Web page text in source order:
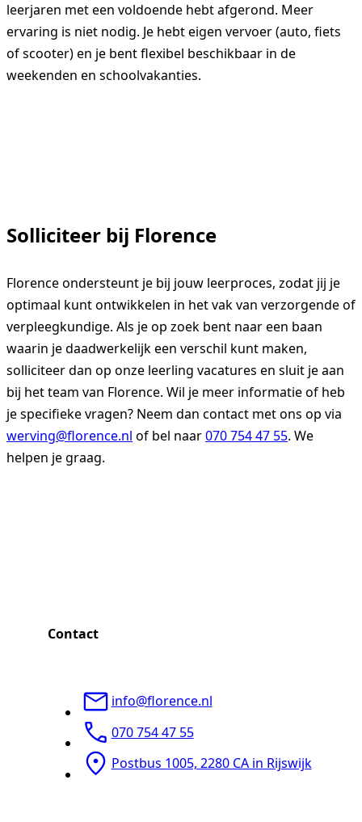
Contact
leerjaren met een voldoende hebt afgerond. Meer
ervaring is niet nodig. Je hebt eigen vervoer (auto, fiets
of scooter) en je bent flexibel beschikbaar in de
weekenden en schoolvakanties.
Solliciteer bij Florence
Florence ondersteunt je bij jouw leerproces, zodat jij je
optimaal kunt ontwikkelen in het vak van verzorgende of
verpleegkundige. Als je op zoek bent naar een baan
waarin je daadwerkelijk een verschil kunt maken,
solliciteer dan op onze leerling vacatures en sluit je aan
bij het team van Florence. Wil je meer informatie of heb
je specifieke vragen? Neem dan contact met ons op via
werving@florence.nl of bel naar070 754 47 55. We
helpen je graag.
Contact
info@florence.nl
070 754 47 55
Postbus 1005, 2280 CA in Rijswijk